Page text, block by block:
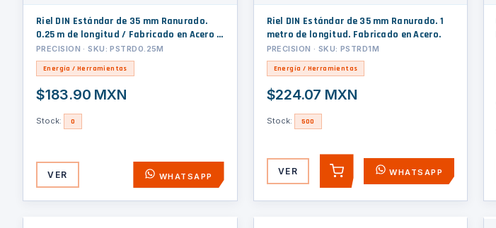
Riel DIN Estándar de 35 mm Ranurado.
0.25 m de longitud / Fabricado en Acero /
4 tramos
PRECISION · SKU: PSTRD0.25M
Energía / Herramientas
$183.90 MXN
Stock: 0
VER WHATSAPP
Riel DIN Estándar de 35 mm Ranurado. 1
metro de longitud. Fabricado en Acero.
PRECISION · SKU: PSTRD1M
Energía / Herramientas
$224.07 MXN
Stock: 500
VER AGREGARWHATSAPP